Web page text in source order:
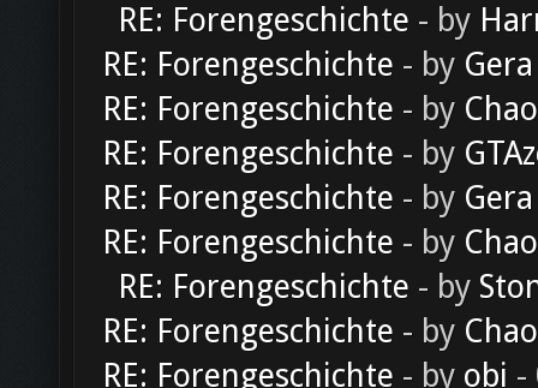
RE: Forengeschichte - by
RE: Forengeschichte - by Gera
RE: Forengeschichte - by
RE: Forengeschichte - by
RE: Forengeschichte - by Gera
RE: Forengeschichte - by
RE: Forengeschichte - by
RE: Forengeschichte - by
RE: Forengeschichte - by obi -